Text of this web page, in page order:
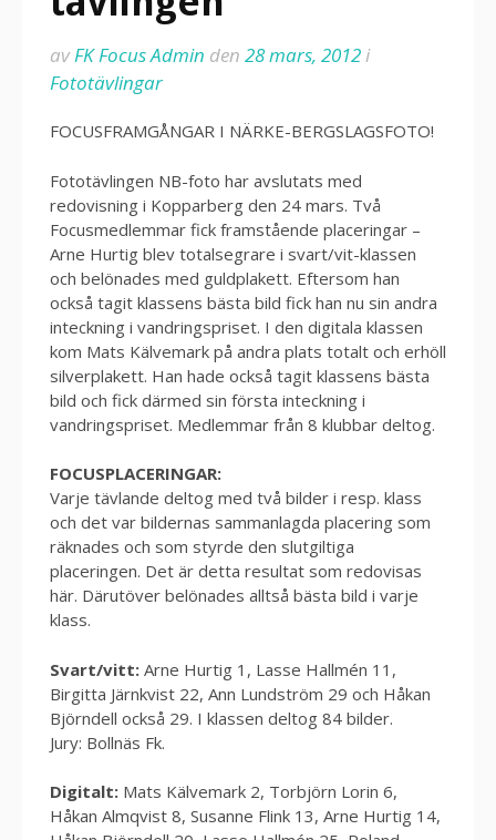
avFK Focus Admin den 28 mars, 2012i
Fototävlingar
FOCUSFRAMGÅNGAR I NÄRKE-BERGSLAGSFOTO!
Fototävlingen NB-foto har avslutats med
redovisning i Kopparberg den 24 mars. Två
Focusmedlemmar fick framstående placeringar –
Arne Hurtig blev totalsegrare i svart/vit-klassen
och belönades med guldplakett. Eftersom han
också tagit klassens bästa bild fick han nu sin andra
inteckning i vandringspriset. I den digitala klassen
kom Mats Kälvemark på andra plats totalt och erhöll
silverplakett. Han hade också tagit klassens bästa
bild och fick därmed sin första inteckning i
vandringspriset. Medlemmar från 8 klubbar deltog.
FOCUSPLACERINGAR:
Varje tävlande deltog med två bilder i resp. klass
och det var bildernas sammanlagda placering som
räknades och som styrde den slutgiltiga
placeringen. Det är detta resultat som redovisas
här. Därutöver belönades alltså bästa bild i varje
klass.
Svart/vitt: Arne Hurtig 1, Lasse Hallmén 11,
Birgitta Järnkvist 22, Ann Lundström 29 och Håkan
Björndell också 29. I klassen deltog 84 bilder.
Jury: Bollnäs Fk.
Digitalt: Mats Kälvemark 2, Torbjörn Lorin 6,
Håkan Almqvist 8, Susanne Flink 13, Arne Hurtig 14,